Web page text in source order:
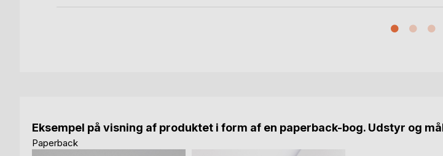
Eksempel på visning af produktet i form af en paperback-bog. Udstyr og
Paperback